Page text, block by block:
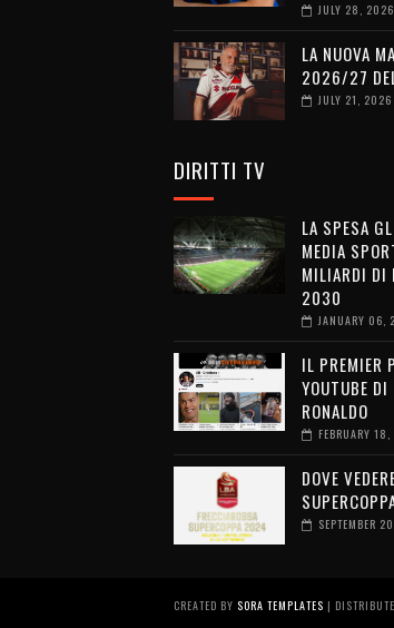
JULY 28, 2026
LA NUOVA
2026/27
JULY 21, 2026
DIRITTI TV
LA SPESA
MEDIA
MILIARDI DI
2030
JANUARY 06,
IL PREMIER
YOUTUBE
RONALDO
FEBRUARY
DOVE
SEPTEMBER
CREATED BY SORA TEMPLATES |